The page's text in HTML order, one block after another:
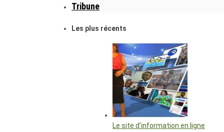
Tribune
Les plus récents
Le site d’information en ligne